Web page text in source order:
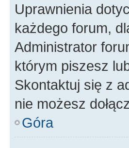
Uprawnienia
każdego forum,
Administrator
którym piszesz
Skontaktuj się z
nie możesz
Góra